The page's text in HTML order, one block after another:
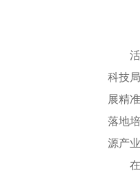
科技
展精
落地
源产